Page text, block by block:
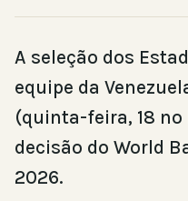
A seleção dos
equipe da
(quinta-feira, 18
decisão do World
2026.